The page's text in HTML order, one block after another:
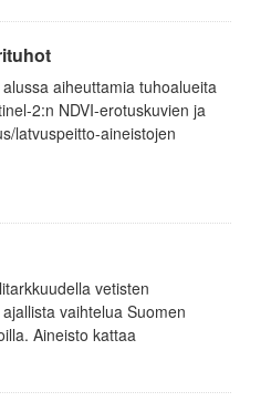
aiheuttamia tuhoalueita
2:n NDVI-erotuskuvien ja
latvuspeitto-aineistojen
vetisten
vaihtelua Suomen
Aineisto kattaa